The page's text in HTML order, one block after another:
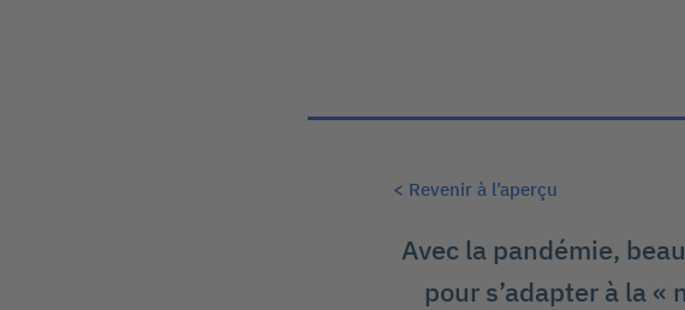
< Revenir à l’aperçu
Avec la pandémie,
pour s’adapter à la